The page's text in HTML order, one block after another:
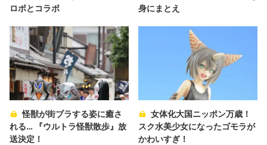
ロボとコラボ
身にまとえ
怪獣が街ブラする姿に癒さ
れる… 『ウルトラ怪獣散歩』放
送決定！
女体化大国ニッポン万歳！
スク水美少女になったゴモラが
かわいすぎ！